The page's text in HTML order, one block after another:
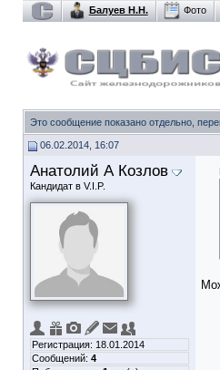
Балуев Н.Н. Фото
Это сообщение показано отдельно,
06.02.2014, 16:07
Анатолий А Козлов
Кандидат в V.I.P.
Регистрация: 18.01.2014
Сообщений: 4